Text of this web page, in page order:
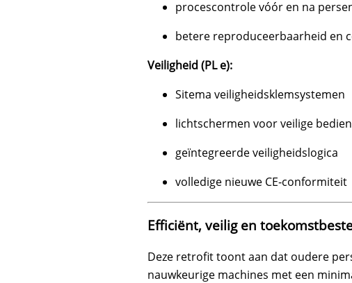
procescontrole vóór en na
betere reproduceerbaarheid en
Veiligheid (PL e):
Sitema veiligheidsklemsystemen
lichtschermen voor veilige
geïntegreerde veiligheidslogica
volledige nieuwe CE‑conformiteit
Efficiënt, veilig en
Deze retrofit toont aan dat oudere
nauwkeurige machines met een